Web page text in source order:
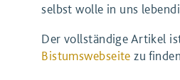
selbst wolle in uns
Der vollständige Artikel
Bistumswebseite zu